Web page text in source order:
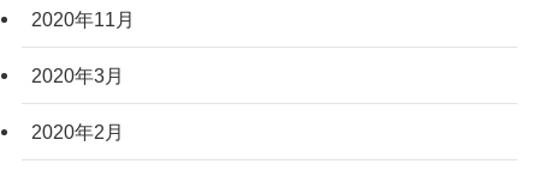
2020年11月
2020年3月
2020年2月